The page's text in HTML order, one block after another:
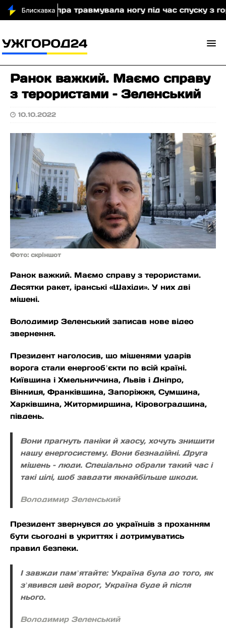
з Дніпра травмувала ногу під час спуску з гори
Ранок важкий. Маємо справу
з терористами – Зеленський
10.10.2022
Фото: скріншот
Ранок важкий. Маємо справу з терористами.
Десятки ракет, іранські «Шахіди». У них дві
мішені.
Володимир Зеленський записав нове відео
звернення.
Президент наголосив, що мішенями ударів
ворога стали енергообʼєкти по всій країні.
Київщина і Хмельниччина, Львів і Дніпро,
Вінниця, Франківщина, Запоріжжя, Сумщина,
Харківщина, Житормирщина, Кіровоградщина,
південь.
Вони прагнуть паніки й хаосу, хочуть знищити
нашу енергосистему. Вони безнадійні. Друга
мішень – люди. Спеціально обрали такий час і
такі цілі, щоб завдати якнайбільше шкоди.
Володимир Зеленський
Президент звернувся до українців з проханням
бути сьогодні в укриттях і дотримуватись
правил безпеки.
І завжди памʼятайте: Україна була до того, як
зʼявився цей ворог, Україна буде й після
нього.
Володимир Зеленський